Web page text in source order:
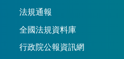
法規通報
全國法規資料庫
行政院公報資訊網